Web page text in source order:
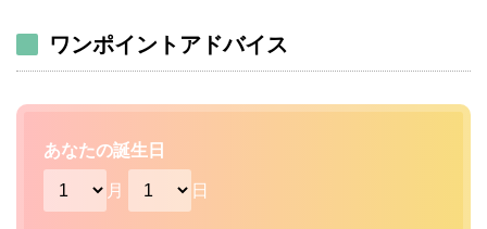
ワンポイントアドバイス
あなたの誕生日
月 日